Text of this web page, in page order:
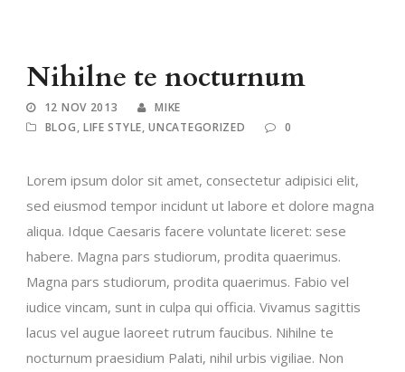
Nihilne te nocturnum
12 NOV 2013
MIKE
BLOG, LIFE STYLE, UNCATEGORIZED 0
Lorem ipsum dolor sit amet, consectetur adipisici elit,
sed eiusmod tempor incidunt ut labore et dolore magna
aliqua. Idque Caesaris facere voluntate liceret: sese
habere. Magna pars studiorum, prodita quaerimus.
Magna pars studiorum, prodita quaerimus. Fabio vel
iudice vincam, sunt in culpa qui officia. Vivamus sagittis
lacus vel augue laoreet rutrum faucibus. Nihilne te
nocturnum praesidium Palati, nihil urbis vigiliae. Non